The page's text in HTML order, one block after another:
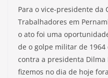
Para o vice-presidente da
Trabalhadores em
o ato foi uma
de o golpe militar de
contra a presidenta Dilma
fizemos no dia de hoje